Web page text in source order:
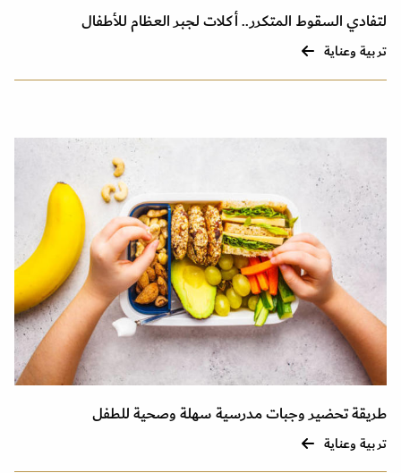
لتفادي السقوط المتكرر.. أكلات لجبر العظام للأطفال
تربية وعناية
طريقة تحضير وجبات مدرسية سهلة وصحية للطفل
تربية وعناية